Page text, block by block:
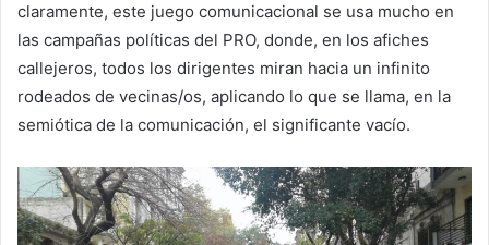
claramente, este juego comunicacional se usa mucho en
las campañas políticas del PRO, donde, en los afiches
callejeros, todos los dirigentes miran hacia un infinito
rodeados de vecinas/os, aplicando lo que se llama, en la
semiótica de la comunicación, el significante vacío.